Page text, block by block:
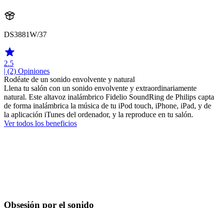
DS3881W/37
2.5
| (2) Opiniones
Rodéate de un sonido envolvente y natural
Llena tu salón con un sonido envolvente y extraordinariamente
natural. Este altavoz inalámbrico Fidelio SoundRing de Philips capta
de forma inalámbrica la música de tu iPod touch, iPhone, iPad, y de
la aplicación iTunes del ordenador, y la reproduce en tu salón.
Ver todos los beneficios
Obsesión por el sonido